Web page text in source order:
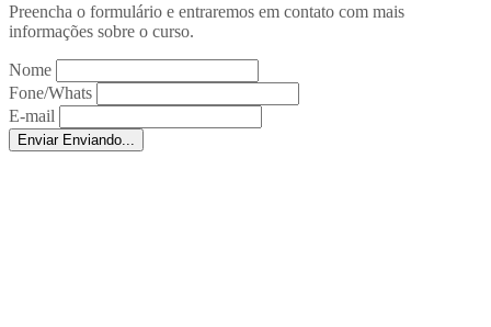
Preencha o formulário e entraremos em contato com mais
informações sobre o curso.
Nome
Fone/Whats
E-mail
Enviar Enviando...